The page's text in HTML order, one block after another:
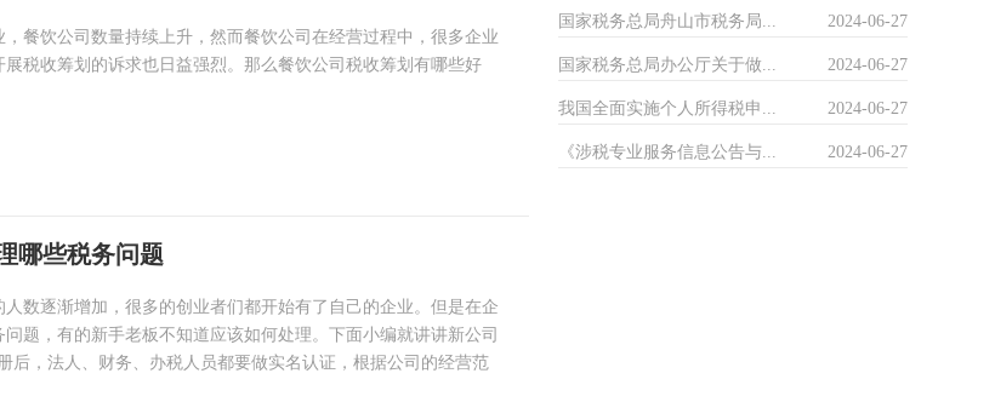
餐饮公司数量持续上升，然而餐饮公司在经营过程中，很多企业
税收筹划的诉求也日益强烈。那么餐饮公司税收筹划有哪些好
哪些税务问题
数逐渐增加，很多的创业者们都开始有了自己的企业。但是在企
题，有的新手老板不知道应该如何处理。下面小编就讲讲新公司
后，法人、财务、办税人员都要做实名认证，根据公司的经营范
国家税务总局舟山市税务局... 2024-06-27
国家税务总局办公厅关于做... 2024-06-27
我国全面实施个人所得税申... 2024-06-27
《涉税专业服务信息公告与... 2024-06-27